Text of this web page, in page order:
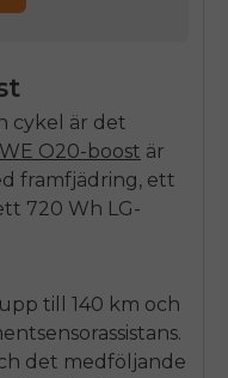
cykel är det
O20-boost är
framfjädring, ett
720 Wh LG-
till 140 km och
det medföljande